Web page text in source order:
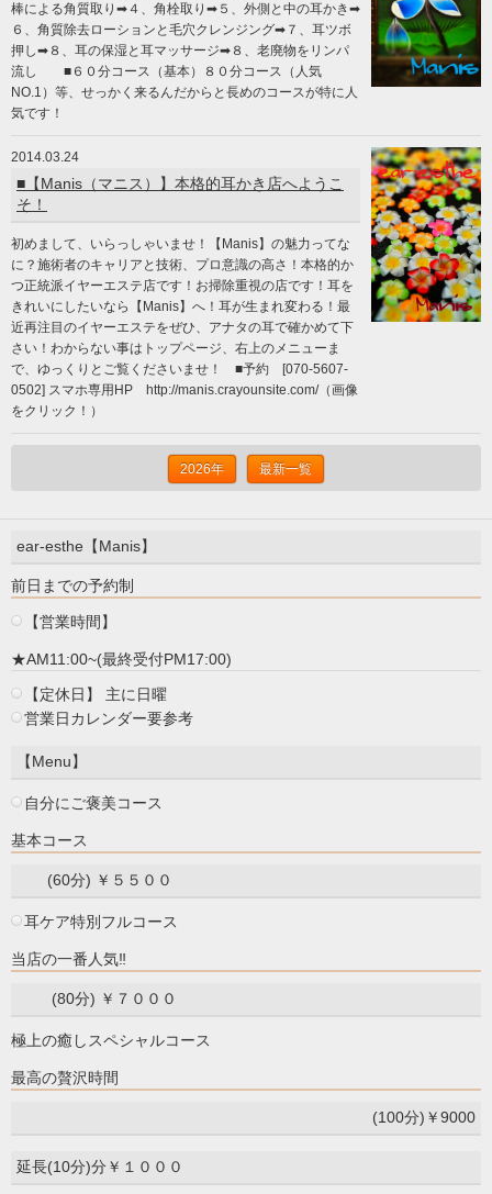
棒による角質取り➡４、角栓取り➡５、外側と中の耳かき➡
６、角質除去ローションと毛穴クレンジング➡７、耳ツボ
押し➡８、耳の保湿と耳マッサージ➡８、老廃物をリンパ
流し ■６０分コース（基本）８０分コース（人気
NO.1）等、せっかく来るんだからと長めのコースが特に人
気です！
2014.03.24
■【Manis（マニス）】本格的耳かき店へようこ
そ！
初めまして、いらっしゃいませ！【Manis】の魅力ってな
に？施術者のキャリアと技術、プロ意識の高さ！本格的か
つ正統派イヤーエステ店です！お掃除重視の店です！耳を
きれいにしたいなら【Manis】へ！耳が生まれ変わる！最
近再注目のイヤーエステをぜひ、アナタの耳で確かめて下
さい！わからない事はトップページ、右上のメニューま
で、ゆっくりとご覧くださいませ！ ■予約 [070-5607-
0502] スマホ専用HP http://manis.crayounsite.com/（画像
をクリック！）
2026年 最新一覧
ear-esthe【Manis】
前日までの予約制
【営業時間】
★AM11:00~(最終受付PM17:00)
【定休日】 主に日曜
営業日カレンダー要参考
【Menu】
自分にご褒美コース
基本コース
(60分) ￥５５００
耳ケア特別フルコース
当店の一番人気‼
(80分) ￥７０００
極上の癒しスペシャルコース
最高の贅沢時間
(100分)￥9000
延長(10分)分￥１０００